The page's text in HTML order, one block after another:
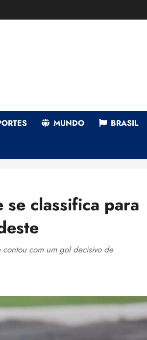
MUNDO BRASIL
classifica para
contou com um gol decisivo de